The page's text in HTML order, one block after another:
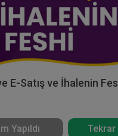
E-Satış ve İhalenin
Yapıldı Tekrar